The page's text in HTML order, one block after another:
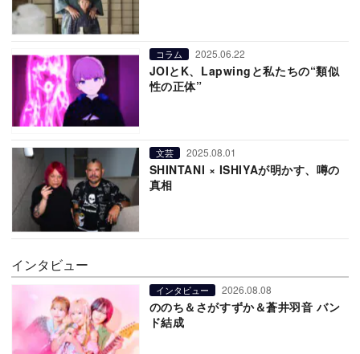
コラム 2025.06.22
JOIとK、Lapwingと私たちの“類似
性の正体”
文芸 2025.08.01
SHINTANI × ISHIYAが明かす、噂の
真相
インタビュー
インタビュー 2026.08.08
ののち＆さがすずか＆蒼井羽音 バン
ド結成